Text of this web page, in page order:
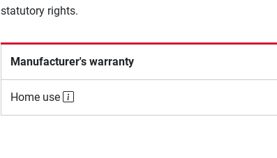
statutory rights.
Manufacturer's warranty
Home use